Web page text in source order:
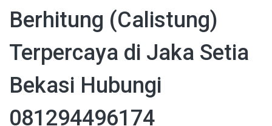
Berhitung (Calistung)
Terpercaya di Jaka Setia
Bekasi Hubungi
081294496174